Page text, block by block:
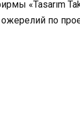
«Tasarım
по